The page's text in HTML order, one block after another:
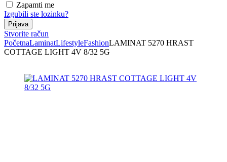
Zapamti me
Izgubili ste lozinku?
Stvorite račun
PočetnaLaminatLifestyleFashionLAMINAT 5270 HRAST
COTTAGE LIGHT 4V 8/32 5G